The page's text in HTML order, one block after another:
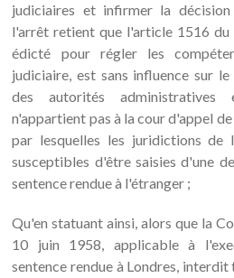
judiciaires et infirmer la
l'arrêt retient que l'article 1516 du
édicté pour régler les
judiciaire, est sans influence sur
des autorités
n'appartient pas à la cour d'appel
par lesquelles les juridictions de
susceptibles d'être saisies d'une
sentence rendue à l'étranger ;
Qu'en statuant ainsi, alors que la
10 juin 1958, applicable à
sentence rendue à Londres,